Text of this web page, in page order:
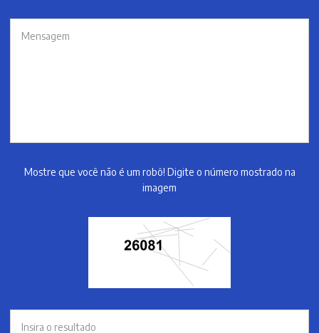
Mostre que você não é um robô! Digite o número mostrado na
imagem